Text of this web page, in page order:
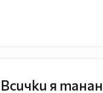
Всички я